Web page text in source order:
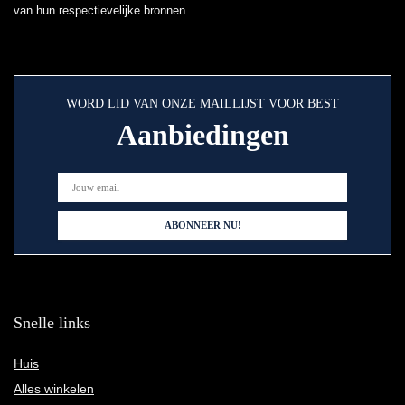
van hun respectievelijke bronnen.
WORD LID VAN ONZE MAILLIJST VOOR BEST
Aanbiedingen
Snelle links
Huis
Alles winkelen